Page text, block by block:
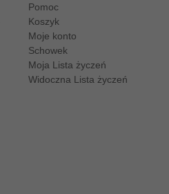
Pomoc
Koszyk
Moje konto
Schowek
Moja Lista życzeń
Widoczna Lista życzeń